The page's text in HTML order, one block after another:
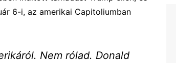
6-i, az amerikai Capitoliumban
Nem rólad. Donald